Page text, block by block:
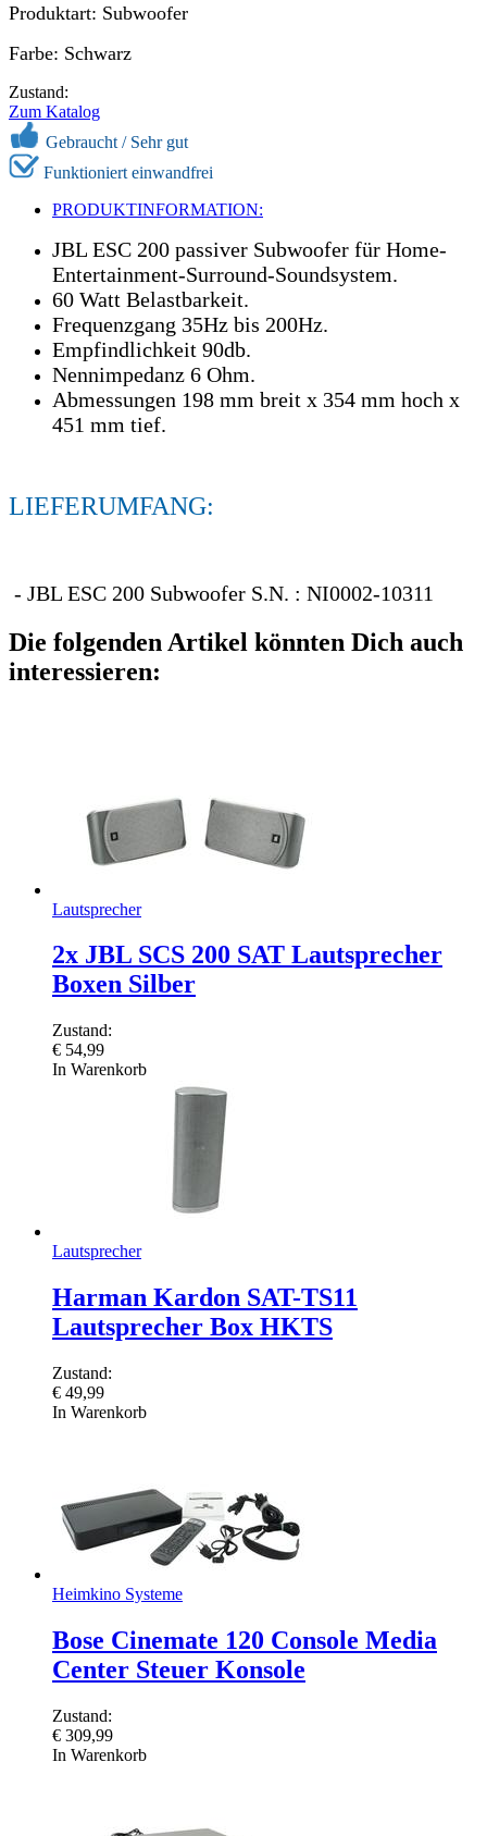
Produktart: Subwoofer
Farbe: Schwarz
Zustand:
Zum Katalog
Gebraucht / Sehr gut
Funktioniert einwandfrei
PRODUKTINFORMATION:
JBL ESC 200 passiver Subwoofer für Home-
Entertainment-Surround-Soundsystem.
60 Watt Belastbarkeit.
Frequenzgang 35Hz bis 200Hz.
Empfindlichkeit 90db.
Nennimpedanz 6 Ohm.
Abmessungen 198 mm breit x 354 mm hoch x
451 mm tief.
LIEFERUMFANG:
- JBL ESC 200 Subwoofer S.N. : NI0002-10311
Die folgenden Artikel könnten Dich auch
interessieren:
Lautsprecher
2x JBL SCS 200 SAT Lautsprecher
Boxen Silber
Zustand:
€ 54,99
In Warenkorb
Lautsprecher
Harman Kardon SAT-TS11
Lautsprecher Box HKTS
Zustand:
€ 49,99
In Warenkorb
Heimkino Systeme
Bose Cinemate 120 Console Media
Center Steuer Konsole
Zustand:
€ 309,99
In Warenkorb